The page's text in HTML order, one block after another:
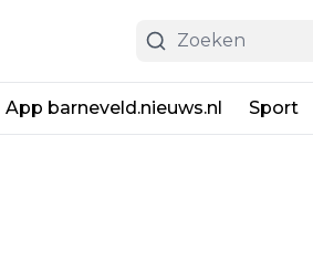
App barneveld.nieuws.nl Sport